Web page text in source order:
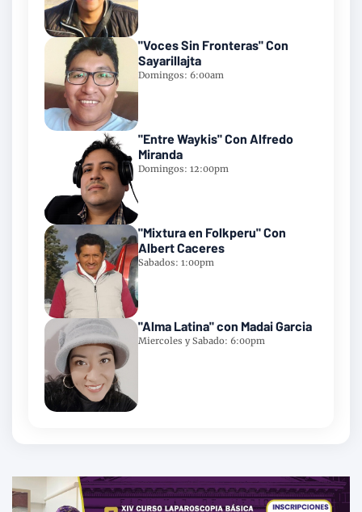
"Voces Sin Fronteras" Con
Sayarillajta
Domingos: 6:00am
"Entre Waykis" Con Alfredo
Miranda
Domingos: 12:00pm
"Mixtura en Folkperu" Con
Albert Caceres
Sabados: 1:00pm
"Alma Latina" con Madai Garcia
Miercoles y Sabado: 6:00pm